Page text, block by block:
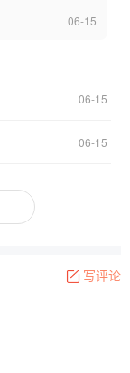
06-15
06-15
06-15
写评论